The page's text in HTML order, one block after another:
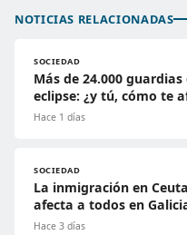
NOTICIAS RELACIONADAS
SOCIEDAD
Más de 24.000
eclipse: ¿y tú, cómo te
Hace 1 días
SOCIEDAD
La inmigración en
afecta a todos en
Hace 3 días